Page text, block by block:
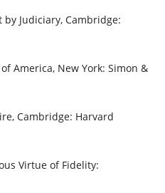
by Judiciary, Cambridge:
America, New York: Simon &
Cambridge: Harvard
Virtue of Fidelity: